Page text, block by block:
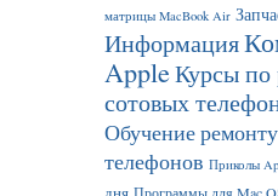
матрицы MacBook Air
Информация
AppleКурсы по
сотовых
Обучение
телефонов Приколы
Программы для Mac